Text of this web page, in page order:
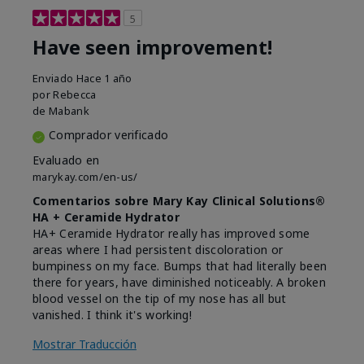
5
Have seen improvement!
Enviado Hace 1 año
por Rebecca
de Mabank
Comprador verificado
Evaluado en
marykay.com/en-us/
Comentarios sobre Mary Kay Clinical Solutions®
HA + Ceramide Hydrator
HA+ Ceramide Hydrator really has improved some
areas where I had persistent discoloration or
bumpiness on my face. Bumps that had literally been
there for years, have diminished noticeably. A broken
blood vessel on the tip of my nose has all but
vanished. I think it's working!
Mostrar Traducción